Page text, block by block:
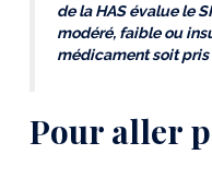
de la HAS évalue le
modéré, faible ou
médicament soit
Pour aller